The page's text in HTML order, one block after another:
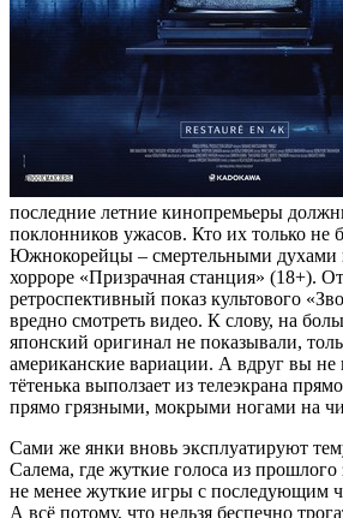
последние летние кинопремьеры
поклонников ужасов. Кто их только не
Южнокорейцы – смертельными духами
хорроре «Призрачная станция» (18+).
ретроспективный показ культового
вредно смотреть видео. К слову, на
японский оригинал не показывали,
американские вариации. А вдруг вы не
тётенька выползает из телеэкрана
прямо грязными, мокрыми ногами на
Сами же янки вновь эксплуатируют
Салема, где жуткие голоса из прошлого
не менее жуткие игры с последующим
А всё потому, что нельзя беспечно